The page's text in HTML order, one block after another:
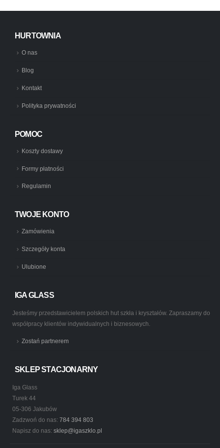
HURTOWNIA
O nas
Blog
Kontakt
Polityka prywatności
POMOC
Koszty dostawy
Formy płatności
Regulamin
TWOJE KONTO
Zamówienia
Szczegóły konta
Ulubione
IGA GLASS
Jesteśmy przedstawicielem polskich hut szkła i kryształów. Zapraszamy do
współpracy klientów indywidualnych i biznesowych.
Zostań partnerem
SKLEP STACJONARNY
Iga Glass
Turek 44
05-306 Jakubów
Zadzwoń do nas: 784 394 803
Napisz do nas: sklep@igaszklo.pl